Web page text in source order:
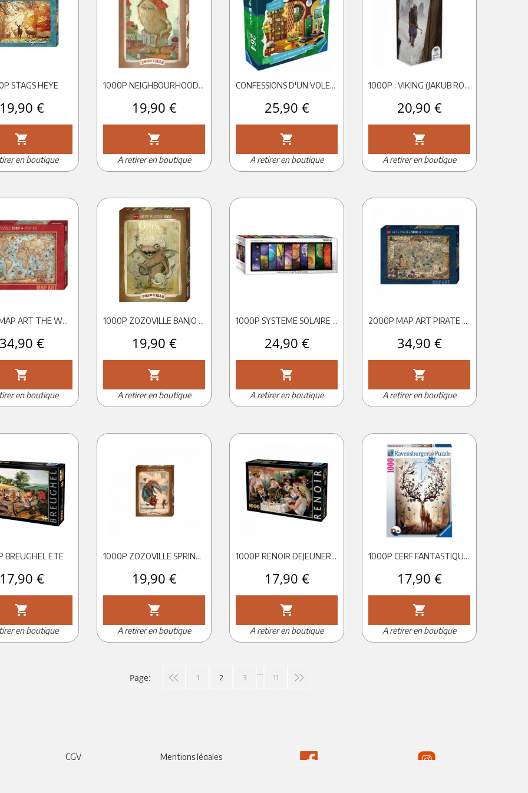
STAGS HEYE
€
shopping_cart
en boutique
1000P NEIGHBOURHOOD ZOZOVILLE HEYE
Prix
19,90 €
shopping_cart
A retirer en boutique
CONFESSIONS D'UN VOLEUR - MYSTERY PUZZLE
Prix
25,90 €
shopping_cart
A retirer en boutique
1000P : VIKING (JAKUB ROZALSKI) - IELLO PUZZLE UNIVERSE
Prix
20,90 €
shopping_cart
A retirer en boutique
2000P MAP ART THE WORLD HEYE
€
shopping_cart
en boutique
1000P ZOZOVILLE BANJO HEYE
Prix
19,90 €
shopping_cart
A retirer en boutique
1000P SYSTEME SOLAIRE - EUROGRAPHICS
Prix
24,90 €
shopping_cart
A retirer en boutique
2000P MAP ART PIRATE WORLD HEYE
Prix
34,90 €
shopping_cart
A retirer en boutique
BREUGHEL ETE
€
shopping_cart
en boutique
1000P ZOZOVILLE SPRING TIME
Prix
19,90 €
shopping_cart
A retirer en boutique
1000P RENOIR DEJEUNER CANOTIERS D-TOYS
Prix
17,90 €
shopping_cart
A retirer en boutique
1000P CERF FANTASTIQUE PUZZLE RAVENSBURGER
Prix
17,90 €
shopping_cart
A retirer en boutique
Page: 1 2 3 … 11
CGV Mentions légales